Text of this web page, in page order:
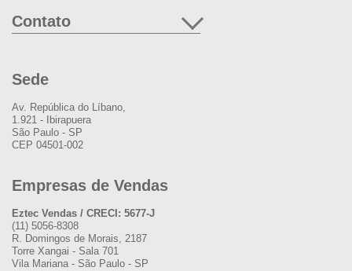
Contato
Sede
Av. República do Líbano,
1.921 - Ibirapuera
São Paulo - SP
CEP 04501-002
Empresas de Vendas
Eztec Vendas / CRECI: 5677-J
(11) 5056-8308
R. Domingos de Morais, 2187
Torre Xangai - Sala 701
Vila Mariana - São Paulo - SP